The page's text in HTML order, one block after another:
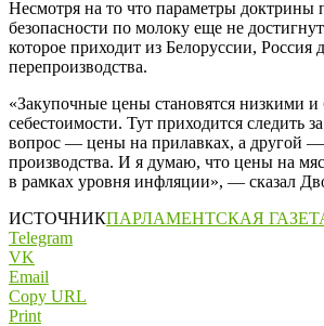
Несмотря на то что параметры доктрины
безопасности по молоку еще не
которое приходит из Белоруссии, Россия
перепроизводства.
«Закупочные цены становятся низкими и
себестоимости. Тут приходится следить
вопрос — цены на прилавках, а другой —
производства. И я думаю, что цены на
в рамках уровня инфляции», — сказал
ИСТОЧНИКПАРЛАМЕНТСКАЯ
Telegram
VK
Email
Copy URL
Print